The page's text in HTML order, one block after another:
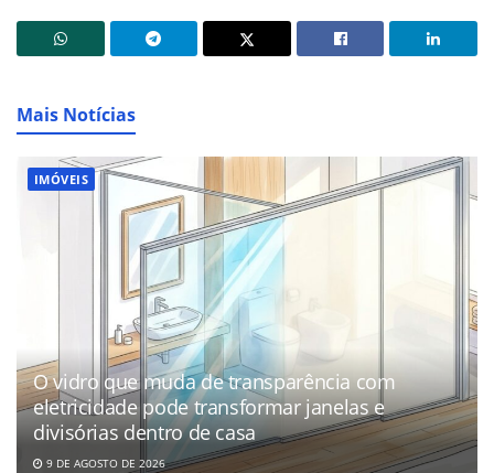
Mais Notícias
IMÓVEIS
O vidro que muda de transparência com
eletricidade pode transformar janelas e
divisórias dentro de casa
9 DE AGOSTO DE 2026